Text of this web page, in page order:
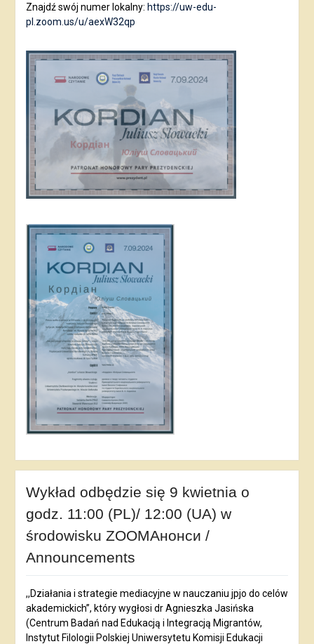
Znajdź swój numer lokalny: https://uw-edu-
pl.zoom.us/u/aexW32qp
Wykład odbędzie się 9 kwietnia o
godz. 11:00 (PL)/ 12:00 (UA) w
środowisku ZOOMАнонси /
Announcements
,,Działania i strategie mediacyjne w nauczaniu jpjo do celów
akademickich”, który wygłosi dr Agnieszka Jasińska
(Centrum Badań nad Edukacją i Integracją Migrantów,
Instytut Filologii Polskiej Uniwersytetu Komisji Edukacji